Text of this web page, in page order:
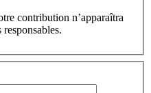
contribution n’apparaîtra